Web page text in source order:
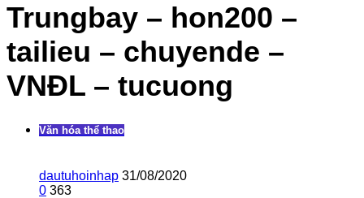
Trungbay – hon200 –
tailieu – chuyende –
VNĐL – tucuong
Văn hóa thể thao
dautuhoinhap 31/08/2020
0 363